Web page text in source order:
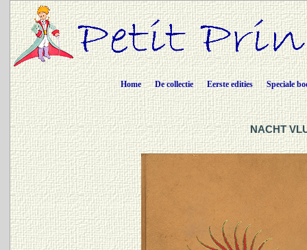
Home De collectie Eerste edities Speciale
NACHT